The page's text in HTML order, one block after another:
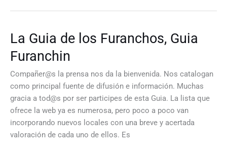
EN
VIGO
La Guia de los Furanchos, Guia
Furanchin
Compañer@s la prensa nos da la bienvenida. Nos catalogan
como principal fuente de difusión e información. Muchas
gracia a tod@s por ser participes de esta Guia. La lista que
ofrece la web ya es numerosa, pero poco a poco van
incorporando nuevos locales con una breve y acertada
valoración de cada uno de ellos. Es